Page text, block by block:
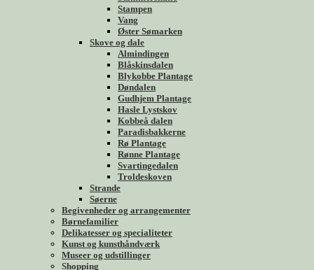
Stampen
Vang
Øster Sømarken
Skove og dale
Almindingen
Blåskinsdalen
Blykobbe Plantage
Døndalen
Gudhjem Plantage
Hasle Lystskov
Kobbeå dalen
Paradisbakkerne
Rø Plantage
Rønne Plantage
Svartingedalen
Troldeskoven
Strande
Søerne
Begivenheder og arrangementer
Børnefamilier
Delikatesser og specialiteter
Kunst og kunsthåndværk
Museer og udstillinger
Shopping